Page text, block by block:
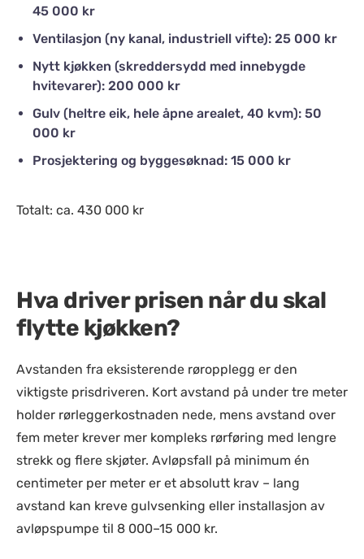
45 000 kr
Ventilasjon (ny kanal, industriell vifte): 25 000 kr
Nytt kjøkken (skreddersydd med innebygde
hvitevarer): 200 000 kr
Gulv (heltre eik, hele åpne arealet, 40 kvm): 50
000 kr
Prosjektering og byggesøknad: 15 000 kr
Totalt: ca. 430 000 kr
Hva driver prisen når du skal
flytte kjøkken?
Avstanden fra eksisterende røropplegg er den
viktigste prisdriveren. Kort avstand på under tre meter
holder rørleggerkostnaden nede, mens avstand over
fem meter krever mer kompleks rørføring med lengre
strekk og flere skjøter. Avløpsfall på minimum én
centimeter per meter er et absolutt krav – lang
avstand kan kreve gulvsenking eller installasjon av
avløpspumpe til 8 000–15 000 kr.